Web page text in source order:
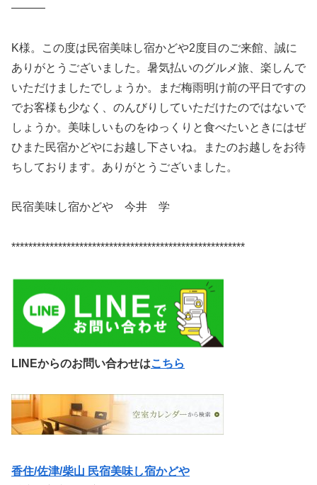
———
K様。この度は民宿美味し宿かどや2度目のご来館、誠に
ありがとうございました。暑気払いのグルメ旅、楽しんで
いただけましたでしょうか。まだ梅雨明け前の平日ですの
でお客様も少なく、のんびりしていただけたのではないで
しょうか。美味しいものをゆっくりと食べたいときにはぜ
ひまた民宿かどやにお越し下さいね。またのお越しをお待
ちしております。ありがとうございました。
民宿美味し宿かどや 今井 学
*******************************************************
LINEからのお問い合わせはこちら
香住/佐津/柴山 民宿美味し宿かどや